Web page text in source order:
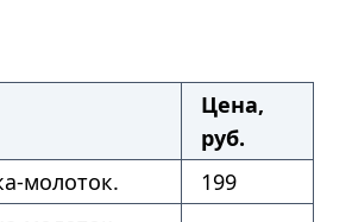
Цена,
руб.
молоток.
199